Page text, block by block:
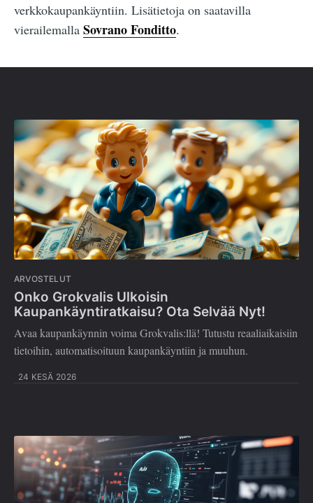
verkkokaupankäyntiin. Lisätietoja on saatavilla
vierailemalla Sovrano Fonditto.
ARVOSTELUT
Onko Grokvalis Ulkoisin
Kaupankäyntiratkaisu? Ota Selvää Nyt!
Avaa kaupankäynnin voima Grokvalis:llä! Tutustu reaaliaikaisiin
tietoihin, automatisoituun kaupankäyntiin ja muuhun.
24 KESÄ 2026